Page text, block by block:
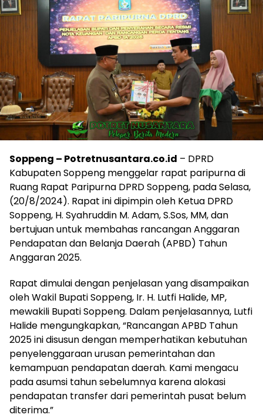
Soppeng – Potretnusantara.co.id – DPRD
Kabupaten Soppeng menggelar rapat paripurna di
Ruang Rapat Paripurna DPRD Soppeng, pada Selasa,
(20/8/2024). Rapat ini dipimpin oleh Ketua DPRD
Soppeng, H. Syahruddin M. Adam, S.Sos, MM, dan
bertujuan untuk membahas rancangan Anggaran
Pendapatan dan Belanja Daerah (APBD) Tahun
Anggaran 2025.
Rapat dimulai dengan penjelasan yang disampaikan
oleh Wakil Bupati Soppeng, Ir. H. Lutfi Halide, MP,
mewakili Bupati Soppeng. Dalam penjelasannya, Lutfi
Halide mengungkapkan, “Rancangan APBD Tahun
2025 ini disusun dengan memperhatikan kebutuhan
penyelenggaraan urusan pemerintahan dan
kemampuan pendapatan daerah. Kami mengacu
pada asumsi tahun sebelumnya karena alokasi
pendapatan transfer dari pemerintah pusat belum
diterima.”